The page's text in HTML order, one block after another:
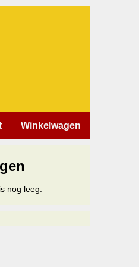
Winkelwagen
nog leeg.